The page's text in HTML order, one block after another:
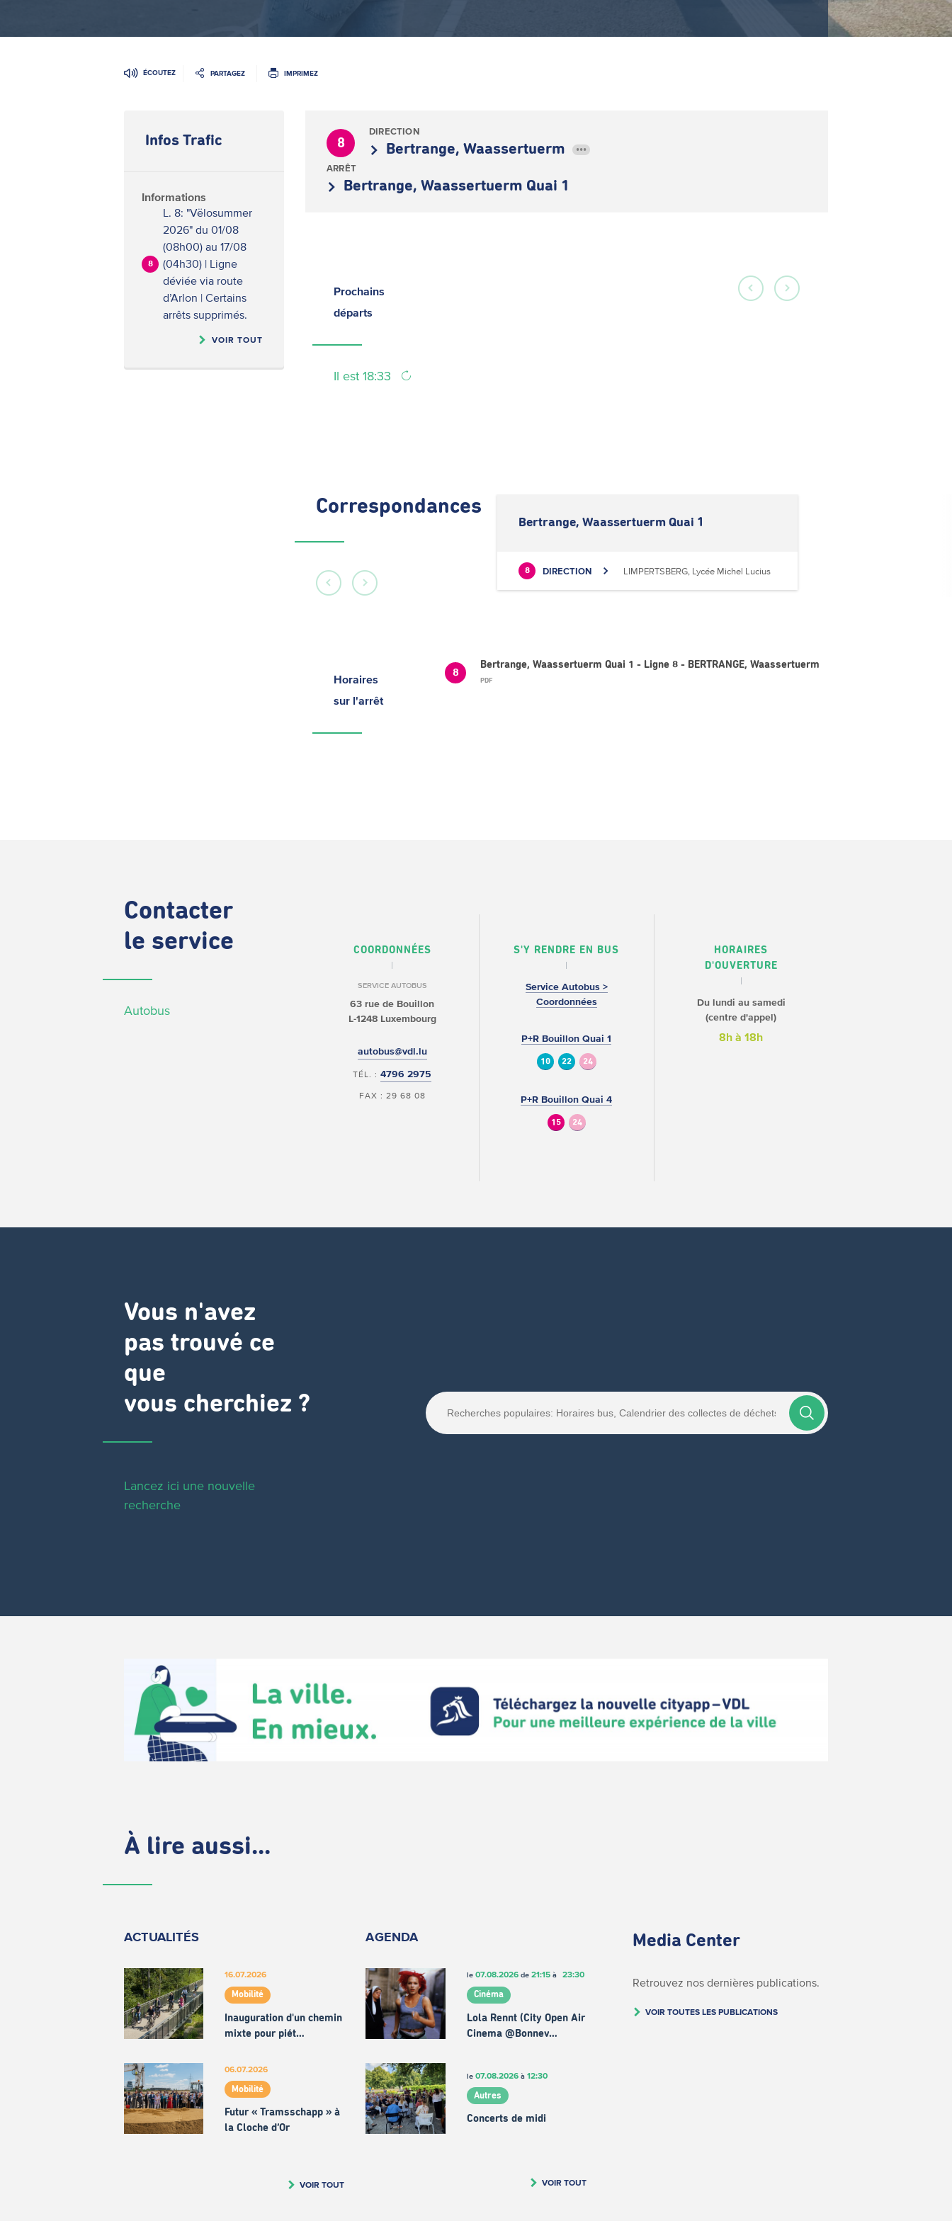
ÉCOUTEZ PARTAGEZ IMPRIMEZ
Infos Trafic
Informations
8
L. 8: "Vëlosummer
2026" du 01/08
(08h00) au 17/08
(04h30) | Ligne
déviée via route
d’Arlon | Certains
arrêts supprimés.
VOIR TOUT
8
DIRECTION
Bertrange, Waassertuerm •••
ARRÊT
Bertrange, Waassertuerm Quai 1
Prochains
départs
Il est 18:33
Correspondances
Bertrange, Waassertuerm Quai 1
8 DIRECTION LIMPERTSBERG, Lycée Michel Lucius
Horaires
sur l'arrêt
8
Bertrange, Waassertuerm Quai 1 - Ligne 8 - BERTRANGE, Waassertuerm
PDF
Contacter
le service
Autobus
COORDONNÉES
SERVICE AUTOBUS
63 rue de Bouillon
L-1248 Luxembourg
autobus@vdl.lu
TÉL. :4796 2975
FAX : 29 68 08
S'Y RENDRE EN BUS
Service Autobus >
Coordonnées
P+R Bouillon Quai 1
10 22 24
P+R Bouillon Quai 4
15 24
HORAIRES
D'OUVERTURE
Du lundi au samedi
(centre d'appel)
8h à 18h
Vous n'avez
pas trouvé ce
que
vous cherchiez ?
Lancez ici une nouvelle
recherche
À lire aussi...
ACTUALITÉS
16.07.2026
Mobilité
Inauguration d'un chemin
mixte pour piét…
06.07.2026
Mobilité
Futur « Tramsschapp » à
la Cloche d’Or
VOIR TOUT
AGENDA
le 07.08.2026de 21:15à 23:30
Cinéma
Lola Rennt (City Open Air
Cinema @Bonnev…
le 07.08.2026à 12:30
Autres
Concerts de midi
VOIR TOUT
Media Center
Retrouvez nos dernières publications.
VOIR TOUTES LES PUBLICATIONS